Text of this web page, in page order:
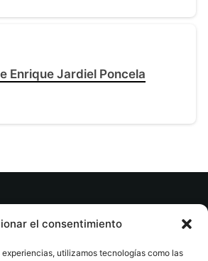
el consentimiento
utilizamos tecnologías como las
Enrique Jardiel Poncela
· Todos los derechos